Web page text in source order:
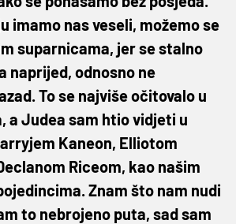
imamo nas veseli, možemo se
suparnicama, jer se stalno
naprijed, odnosno ne
To se najviše očitovalo u
a Judea sam htio vidjeti u
Kaneon, Elliotom
Riceom, kao našim
Znam što nam nudi
to nebrojeno puta, sad sam